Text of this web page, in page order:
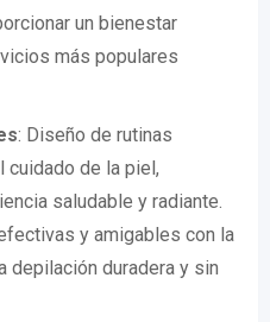
un bienestar
más populares
: Diseño de rutinas
cuidado de la piel,
saludable y radiante.
y amigables con la
depilación duradera y sin